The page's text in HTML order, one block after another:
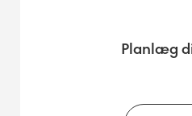
Planlæg